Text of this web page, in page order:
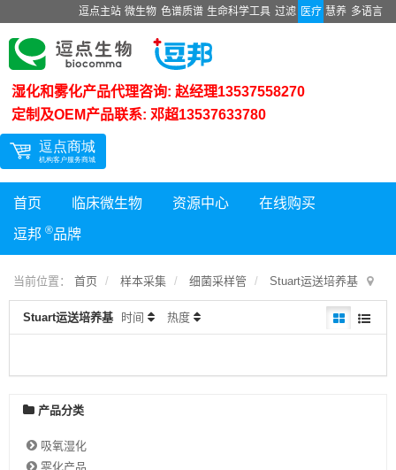
逗点主站 微生物 色谱质谱 生命科学工具 过滤 医疗 慧养 多语言
湿化和雾化产品代理咨询: 赵经理13537558270
定制及OEM产品联系: 邓超13537633780
首页 临床微生物 资源中心 在线购买
逗邦 ®品牌
当前位置： 首页 样本采集 细菌采样管 Stuart运送培养基
Stuart运送培养基 时间 热度
产品分类
吸氧湿化
雾化产品